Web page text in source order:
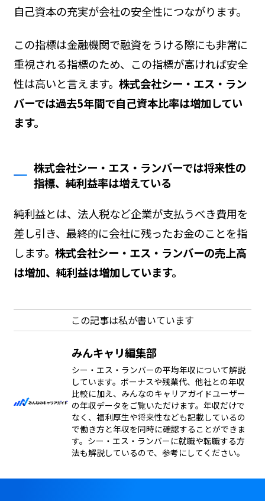
自己資本の充実が会社の安全性につながります。
この指標は金融機関で融資をうける際にも非常に
重視される指標のため、この指標が高ければ安全
性は高いと言えます。 株式会社シー・エス・ラン
バーでは過去5年間で自己資本比率は増加してい
ます。
株式会社シー・エス・ランバーでは将来性の
指標、純利益率は増えている
純利益とは、法人税など企業が支払うべき費用を
差し引き、最終的に会社に残ったお金のことを指
します。 株式会社シー・エス・ランバーの売上高
は増加、純利益は増加しています。
この記事は私が書いています
みんキャリ編集部
シー・エス・ランバーの平均年収について解説
しています。ボーナスや残業代、他社との年収
比較に加え、みんなのキャリアガイドユーザー
の年収データをご覧いただけます。年収だけで
なく、福利厚生や将来性なども記載しているの
で働き方と年収を同時に確認することができま
す。シー・エス・ランバーに就職や転職する方
法も解説しているので、参考にしてください。